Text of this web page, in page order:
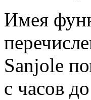
Имея
Sanjole
с часов